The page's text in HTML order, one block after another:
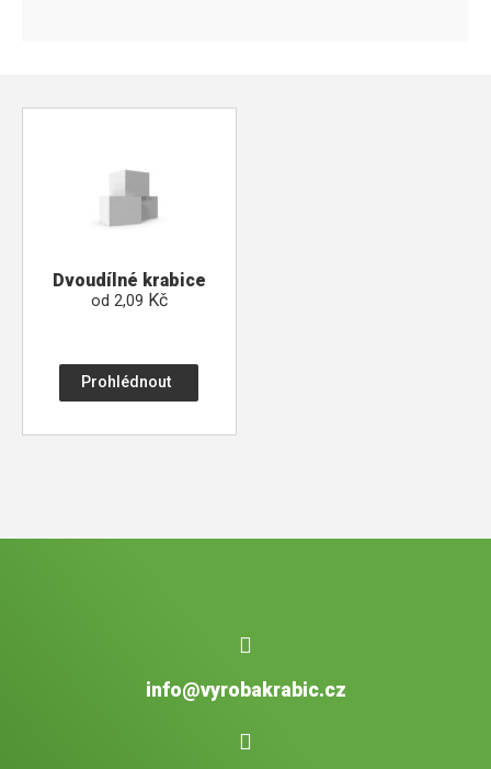
Dvoudílné krabice
od 2,09 Kč
Prohlédnout
info@vyrobakrabic.cz